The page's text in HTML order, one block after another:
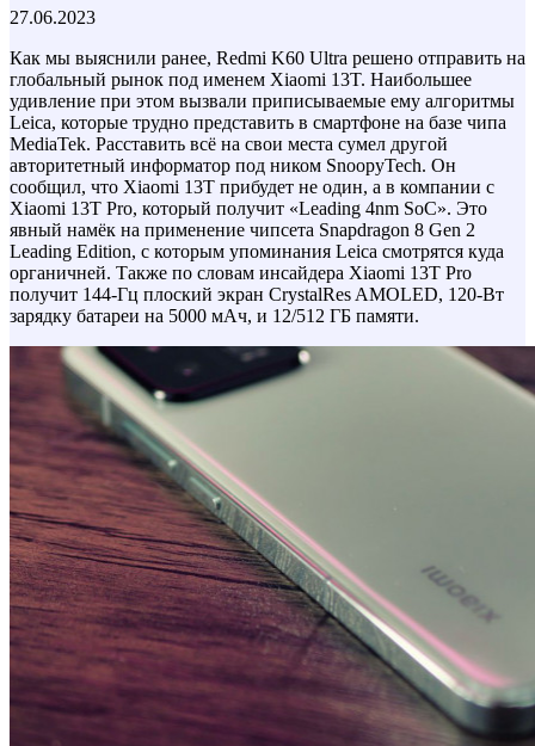
27.06.2023
Как мы выяснили ранее, Redmi K60 Ultra решено отправить на
глобальный рынок под именем Xiaomi 13T. Наибольшее
удивление при этом вызвали приписываемые ему алгоритмы
Leica, которые трудно представить в смартфоне на базе чипа
MediaTek. Расставить всё на свои места сумел другой
авторитетный информатор под ником SnoopyTech. Он
сообщил, что Xiaomi 13T прибудет не один, а в компании с
Xiaomi 13T Pro, который получит «Leading 4nm SoC». Это
явный намёк на применение чипсета Snapdragon 8 Gen 2
Leading Edition, с которым упоминания Leica смотрятся куда
органичней. Также по словам инсайдера Xiaomi 13T Pro
получит 144-Гц плоский экран CrystalRes AMOLED, 120-Вт
зарядку батареи на 5000 мАч, и 12/512 ГБ памяти.